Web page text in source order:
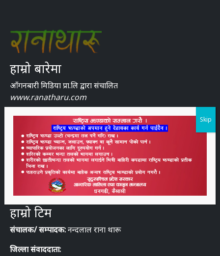
हाम्रो बारेमा
आँगनबारी मिडिया प्रा.लि द्वारा संचालित
www.ranatharu.com
रानाथारु भाषाको पहिलो अनलाइन न्युज पोटल
कम्पनि दार्ता नं.२१६९६९
सुचना विभाग दर्ता नं.१४६६
हाम्रो टिम
संचालक/ सम्पादक:नन्दलाल राना थारू
जिल्ला संवाददाता:
Skip